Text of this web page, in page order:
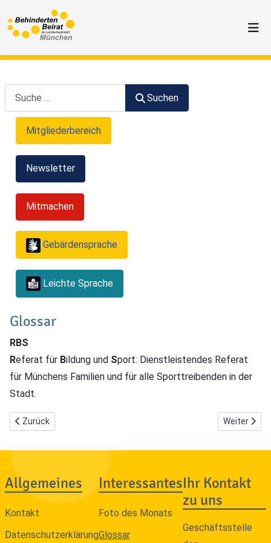
Suchen
Suchen
Mitgliederbereich
Newsletter
Mitmachen
Gebärdensprache
Leichte Sprache
Glossar
RBS
Referat für Bildung und Sport: Dienstleistendes Referat
für Münchens Familien und für alle Sporttreibenden in der
Stadt.
Vorheriger Beitrag: R - RAW
Zurück Nächster
Weiter
Allgemeines
Kontakt
Datenschutzerklärung
Interessantes
Foto des Monats
Glossar
Ihr Kontakt
zu uns
Geschäftsstelle